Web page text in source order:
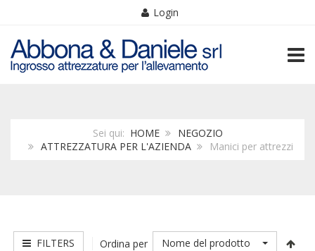
Login
Sei qui: HOME
NEGOZIO
ATTREZZATURA PER L'AZIENDA
Manici per attrezzi
FILTERS Ordina per Nome del prodotto